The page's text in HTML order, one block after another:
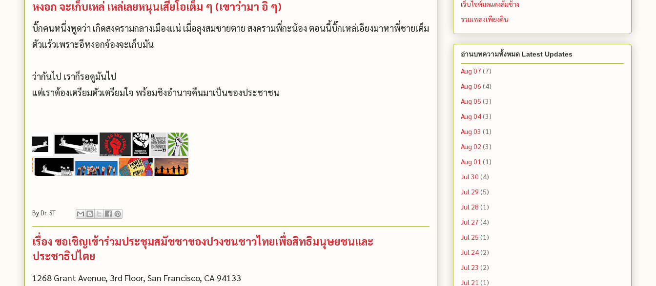
หงอก จะเก็บเหล่ เหล่เลยหนุนเสี่ยโอเต็ม ๆ (เขาว่ามา อิ ๆ)
บิ๊กคนหนึ่งพูดว่า เกิดสงครามกลางเมืองแน่ เมื่อลุงสมชายตาย สงครามพี่กะน้อง ตอนนี้บิ๊กเหล่เอียงมาหาพี่ชายเต็ม
ตัวแร้วเพราะอีหงอกจ้องจะเก็บมัน
ว่ากันไป เราก็รอดูมันไป
แต่เราต้องเตรียมตัวเตรียมใจ พร้อมชิงอำนาจคืนมาเป็นของประชาชน
ByDr. ST
เรื่อง ขอเชิญเข้าร่วมประชุมสมัชชาของปวงชนชาวไทยเพื่อสิทธิมนุษยชนและ
ประชาธิปไตย
1268 Grant Avenue, 3rd Floor, San Francisco, CA 94133
เว็บไซต์มดแดงล้มช้าง
รวมเพลงเพียงดิน
อ่านบทความทั้งหมด Latest Updates
Aug 07 (7)
Aug 06 (4)
Aug 05 (3)
Aug 04(3)
Aug 03 (1)
Aug 02 (3)
Aug 01 (1)
Jul 30 (4)
Jul 29 (5)
Jul 28 (1)
Jul 27 (4)
Jul 25 (1)
Jul 24(2)
Jul 23 (2)
Jul 21 (1)